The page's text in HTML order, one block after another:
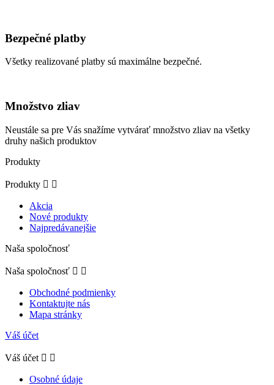
Bezpečné platby
Všetky realizované platby sú maximálne bezpečné.
Množstvo zliav
Neustále sa pre Vás snažíme vytvárať množstvo zliav na všetky
druhy našich produktov
Produkty
Produkty  
Akcia
Nové produkty
Najpredávanejšie
Naša spoločnosť
Naša spoločnosť  
Obchodné podmienky
Kontaktujte nás
Mapa stránky
Váš účet
Váš účet  
Osobné údaje